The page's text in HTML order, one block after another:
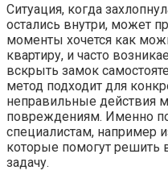
Ситуация, когда
остались внутри, может
моменты хочется как
квартиру, и часто
вскрыть замок
метод подходит для
неправильные действия
повреждениям. Именно
специалистам, например
которые помогут
задачу.